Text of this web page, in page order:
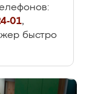
01,
быстро